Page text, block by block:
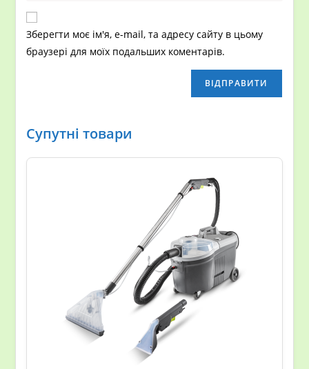
Зберегти моє ім'я, e-mail, та адресу сайту в цьому
браузері для моїх подальших коментарів.
Супутні товари